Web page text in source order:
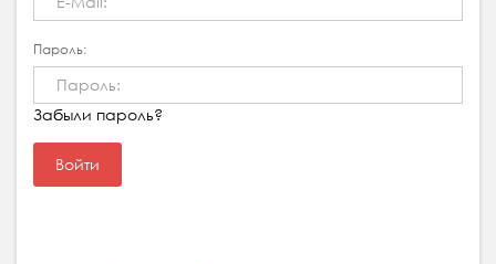
Пароль:
Забыли пароль?